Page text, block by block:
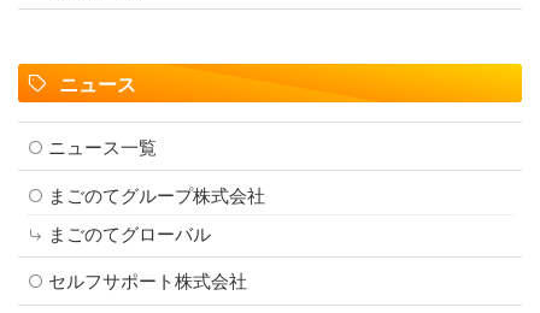
ニュース
ニュース一覧
まごのてグループ株式会社
まごのてグローバル
セルフサポート株式会社